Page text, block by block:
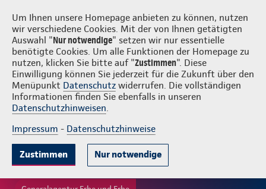
Um Ihnen unsere Homepage anbieten zu können, nutzen
wir verschiedene Cookies. Mit der von Ihnen getätigten
Auswahl "Nur notwendige" setzen wir nur essentielle
benötigte Cookies. Um alle Funktionen der Homepage zu
nutzen, klicken Sie bitte auf "Zustimmen". Diese
Einwilligung können Sie jederzeit für die Zukunft über den
Menüpunkt Datenschutz widerrufen. Die vollständigen
Informationen finden Sie ebenfalls in unseren
Datenschutzhinweisen.
Impressum - Datenschutzhinweise
Zustimmen Nur notwendige
Erbe und Erbe Login